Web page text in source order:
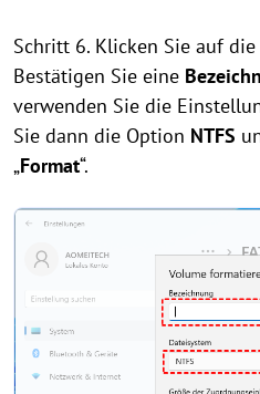
Schritt 6. Klicken Sie auf
Bestätigen Sie eine
verwenden Sie die
Sie dann die Option NTFS
„Format“.